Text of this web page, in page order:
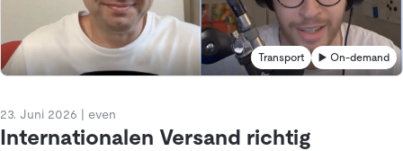
Transport ▶️ On-demand
23. Juni 2026 even
Internationalen Versand richtig